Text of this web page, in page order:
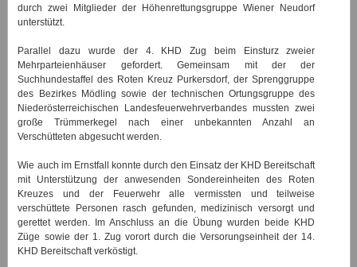
durch zwei Mitglieder der Höhenrettungsgruppe Wiener Neudorf
unterstützt.
Parallel dazu wurde der 4. KHD Zug beim Einsturz zweier
Mehrparteienhäuser gefordert. Gemeinsam mit der der
Suchhundestaffel des Roten Kreuz Purkersdorf, der Sprenggruppe
des Bezirkes Mödling sowie der technischen Ortungsgruppe des
Niederösterreichischen Landesfeuerwehrverbandes mussten zwei
große Trümmerkegel nach einer unbekannten Anzahl an
Verschütteten abgesucht werden.
Wie auch im Ernstfall konnte durch den Einsatz der KHD Bereitschaft
mit Unterstützung der anwesenden Sondereinheiten des Roten
Kreuzes und der Feuerwehr alle vermissten und teilweise
verschüttete Personen rasch gefunden, medizinisch versorgt und
gerettet werden. Im Anschluss an die Übung wurden beide KHD
Züge sowie der 1. Zug vorort durch die Versorungseinheit der 14.
KHD Bereitschaft verköstigt.